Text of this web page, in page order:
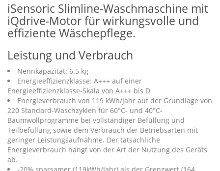
iSensoric Slimline-Waschmaschine mit
iQdrive-Motor für wirkungsvolle und
effiziente Wäschepflege.
Leistung und Verbrauch
Nennkapazität: 6.5 kg
Energieeffizienzklasse: A+++ auf einer
Energieeffizienzklasse-Skala von A+++ bis D
Energieverbrauch von 119 kWh/Jahr auf der Grundlage von
220 Standard-Waschzyklen für 60°C- und 40°C-
Baumwollprogramme bei vollständiger Befüllung und
Teilbefüllung sowie dem Verbrauch der Betriebsarten mit
geringer Leistungsaufnahme. Der tatsächliche
Energieverbrauch hängt von der Art der Nutzung des Geräts
ab.